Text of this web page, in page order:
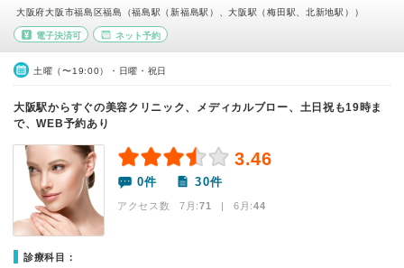
大阪府大阪市福島区福島（福島駅（新福島駅）、大阪駅（梅田駅、北新地駅））
電子決済可 ネット予約
土曜（〜19:00）・日曜・祝日
大阪駅からすぐの美容クリニック、メディカルブロー、土日祝も19時ま
で、WEB予約あり
3.46
0件 30件
アクセス数 7月:71 | 6月:44
診療科目：